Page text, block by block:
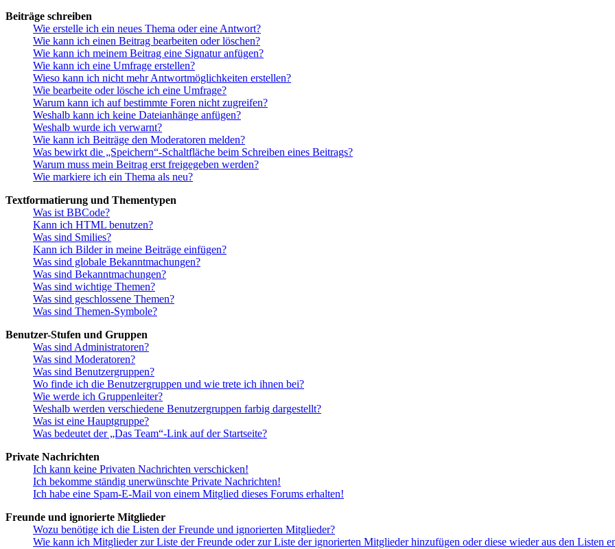
Beiträge schreiben
Wie erstelle ich ein neues Thema oder eine Antwort?
Wie kann ich einen Beitrag bearbeiten oder löschen?
Wie kann ich meinem Beitrag eine Signatur anfügen?
Wie kann ich eine Umfrage erstellen?
Wieso kann ich nicht mehr Antwortmöglichkeiten erstellen?
Wie bearbeite oder lösche ich eine Umfrage?
Warum kann ich auf bestimmte Foren nicht zugreifen?
Weshalb kann ich keine Dateianhänge anfügen?
Weshalb wurde ich verwarnt?
Wie kann ich Beiträge den Moderatoren melden?
Was bewirkt die „Speichern“-Schaltfläche beim Schreiben eines Beitrags?
Warum muss mein Beitrag erst freigegeben werden?
Wie markiere ich ein Thema als neu?
Textformatierung und Thementypen
Was ist BBCode?
Kann ich HTML benutzen?
Was sind Smilies?
Kann ich Bilder in meine Beiträge einfügen?
Was sind globale Bekanntmachungen?
Was sind Bekanntmachungen?
Was sind wichtige Themen?
Was sind geschlossene Themen?
Was sind Themen-Symbole?
Benutzer-Stufen und Gruppen
Was sind Administratoren?
Was sind Moderatoren?
Was sind Benutzergruppen?
Wo finde ich die Benutzergruppen und wie trete ich ihnen bei?
Wie werde ich Gruppenleiter?
Weshalb werden verschiedene Benutzergruppen farbig dargestellt?
Was ist eine Hauptgruppe?
Was bedeutet der „Das Team“-Link auf der Startseite?
Private Nachrichten
Ich kann keine Privaten Nachrichten verschicken!
Ich bekomme ständig unerwünschte Private Nachrichten!
Ich habe eine Spam-E-Mail von einem Mitglied dieses Forums erhalten!
Freunde und ignorierte Mitglieder
Wozu benötige ich die Listen der Freunde und ignorierten Mitglieder?
Wie kann ich Mitglieder zur Liste der Freunde oder zur Liste der ignorierten Mitglieder hinzufügen oder diese wieder aus den Listen